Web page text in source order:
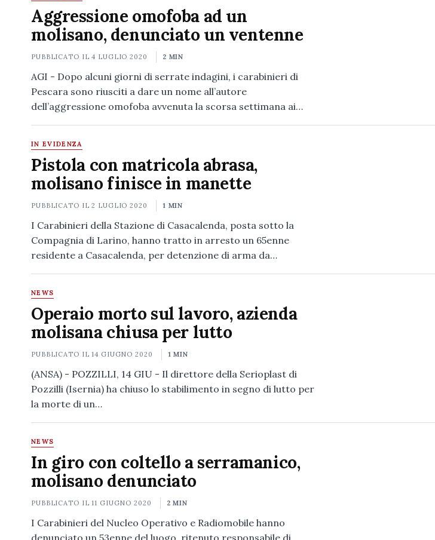
Aggressione omofoba ad un
molisano, denunciato un ventenne
PUBBLICATO IL4 LUGLIO 2020 2 MIN
AGI - Dopo alcuni giorni di serrate indagini, i carabinieri di
Pescara sono riusciti a dare un nome all’autore
dell’aggressione omofoba avvenuta la scorsa settimana ai…
IN EVIDENZA
Pistola con matricola abrasa,
molisano finisce in manette
PUBBLICATO IL2 LUGLIO 2020 1 MIN
I Carabinieri della Stazione di Casacalenda, posta sotto la
Compagnia di Larino, hanno tratto in arresto un 65enne
residente a Casacalenda, per detenzione di arma da…
NEWS
Operaio morto sul lavoro, azienda
molisana chiusa per lutto
PUBBLICATO IL14 GIUGNO 2020 1 MIN
(ANSA) - POZZILLI, 14 GIU - Il direttore della Serioplast di
Pozzilli (Isernia) ha chiuso lo stabilimento in segno di lutto per
la morte di un…
NEWS
In giro con coltello a serramanico,
molisano denunciato
PUBBLICATO IL11 GIUGNO 2020 2 MIN
I Carabinieri del Nucleo Operativo e Radiomobile hanno
denunciato un 53enne del luogo, ritenuto responsabile di